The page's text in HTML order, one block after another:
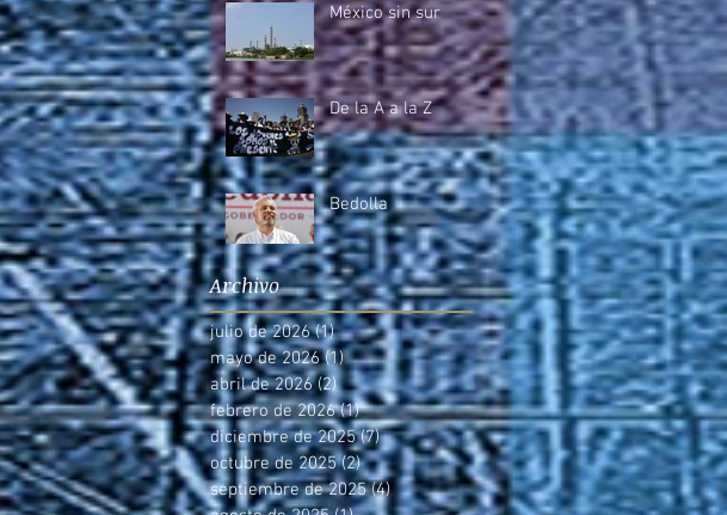
México sin sur
De la A a la Z
Bedolla
Archivo
julio de 2026 (1)1 entrada
mayo de 2026 (1)1 entrada
abril de 2026 (2)2 entradas
febrero de 2026 (1)1 entrada
diciembre de 2025 (7)7 entradas
octubre de 2025 (2)2 entradas
septiembre de 2025 (4)4 entradas